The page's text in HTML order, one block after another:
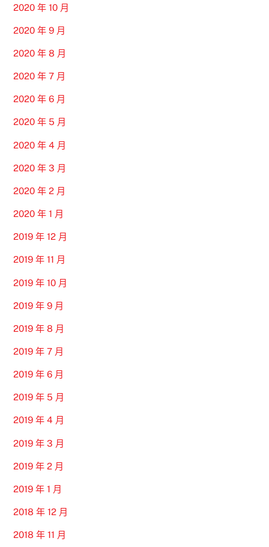
2020 年 10 月
2020 年 9 月
2020 年 8 月
2020 年 7 月
2020 年 6 月
2020 年 5 月
2020 年 4 月
2020 年 3 月
2020 年 2 月
2020 年 1 月
2019 年 12 月
2019 年 11 月
2019 年 10 月
2019 年 9 月
2019 年 8 月
2019 年 7 月
2019 年 6 月
2019 年 5 月
2019 年 4 月
2019 年 3 月
2019 年 2 月
2019 年 1 月
2018 年 12 月
2018 年 11 月